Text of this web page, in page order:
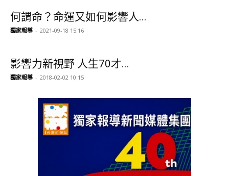
何謂命？命運又如何影響人...
獨家報導 - 2021-09-18 15:16
影響力新視野 人生70才...
獨家報導 - 2018-02-02 10:15